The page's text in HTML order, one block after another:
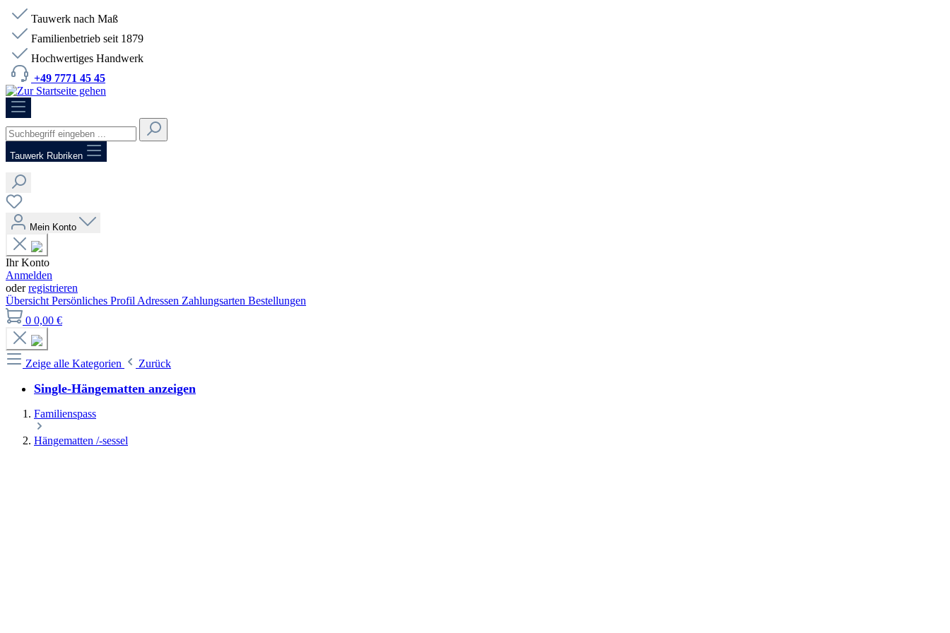
Tauwerk nach Maß
Familienbetrieb seit 1879
Hochwertiges Handwerk
+49 7771 45 45
+49 7771 45 45
Tauwerk Rubriken
Mein Konto
Ihr Konto
Anmelden
oderregistrieren
Übersicht Persönliches Profil Adressen Zahlungsarten Bestellungen
0 0,00 €
Zeige alle Kategorien Zurück
Single-Hängematten anzeigen
Familienspass
Hängematten /-sessel